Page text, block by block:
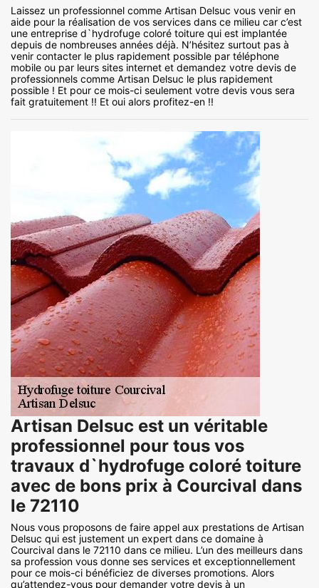
Laissez un professionnel comme Artisan Delsuc vous venir en
aide pour la réalisation de vos services dans ce milieu car c’est
une entreprise d`hydrofuge coloré toiture qui est implantée
depuis de nombreuses années déjà. N’hésitez surtout pas à
venir contacter le plus rapidement possible par téléphone
mobile ou par leurs sites internet et demandez votre devis de
professionnels comme Artisan Delsuc le plus rapidement
possible ! Et pour ce mois-ci seulement votre devis vous sera
fait gratuitement !! Et oui alors profitez-en !!
Artisan Delsuc est un véritable
professionnel pour tous vos
travaux d`hydrofuge coloré toiture
avec de bons prix à Courcival dans
le 72110
Nous vous proposons de faire appel aux prestations de Artisan
Delsuc qui est justement un expert dans ce domaine à
Courcival dans le 72110 dans ce milieu. L’un des meilleurs dans
sa profession vous donne ses services et exceptionnellement
pour ce mois-ci bénéficiez de diverses promotions. Alors
qu’attendez-vous pour demander votre devis à un